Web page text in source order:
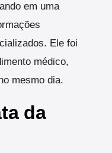
em uma
Ele foi
médico,
mesmo dia.
da